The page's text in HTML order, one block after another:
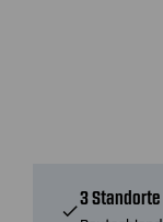
check
3 Standorte